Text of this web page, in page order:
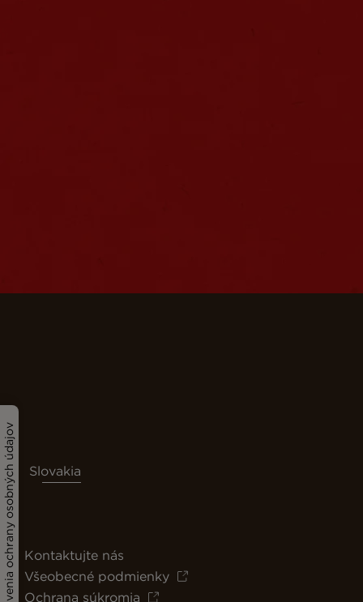
Nastavenia ochrany osobných údajov Slovakia
Kontaktujte nás
Všeobecné podmienky
Ochrana súkromia